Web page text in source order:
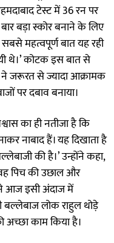
टेस्ट में 36 रन पर
बड़ा स्कोर बनाने के लिए
महत्वपूर्ण बात यह रही
थे।’ कोटक इस बात से
ने जरूरत से ज्यादा आक्रामक
पर दबाव बनाया।
का ही नतीजा है कि
नाबाद हैं। यह दिखाता है
की है।’ उन्होंने कहा,
पिच की उछाल और
आज इसी अंदाज में
बल्लेबाज लोक राहुल थोड़े
काम किया है।